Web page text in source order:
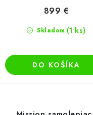
Skladom (1 ks)
899 €
DO KOŠÍKA